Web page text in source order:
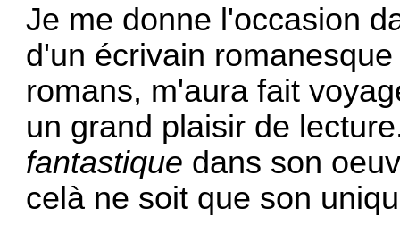
Je me donne l'occasion
d'un écrivain
romans, m'aura fait
un grand plaisir de
fantastique dans son
celà ne soit que son